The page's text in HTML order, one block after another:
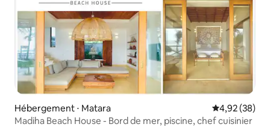
Hébergement ⋅ Matara Évaluation
4,92 (38)
Madiha Beach House - Bord de mer, piscine, chef cuisinier